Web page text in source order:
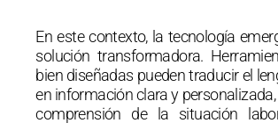
En este contexto, la tecnología
solución transformadora.
bien diseñadas pueden traducir el
en información clara y
comprensión de la situación